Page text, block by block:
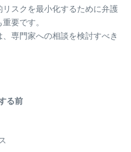
スクを最小化するために弁護
要です。
専門家への相談を検討すべき
る前